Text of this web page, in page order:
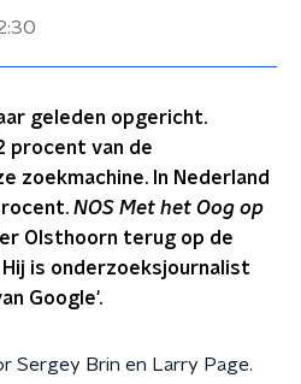
geleden opgericht.
procent van de
zoekmachine. In Nederland
NOS Met het Oog op
Olsthoorn terug op de
Hij is onderzoeksjournalist
Google'.
Sergey Brin en Larry Page.